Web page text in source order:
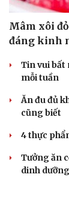
Du lịch
Tư vấn
Săn Tour
Mâm xôi
đáng kinh
Tin vui bất
mỗi tuần
Ăn đu đủ
cũng biết
4 thực
Tưởng ăn
dinh